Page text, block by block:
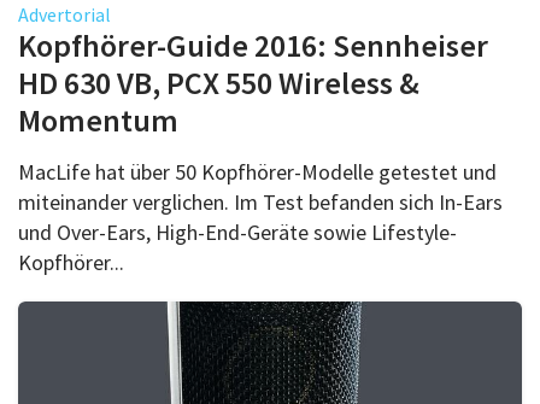
Advertorial
Kopfhörer-Guide 2016: Sennheiser
HD 630 VB, PCX 550 Wireless &
Momentum
MacLife hat über 50 Kopfhörer-Modelle getestet und
miteinander verglichen. Im Test befanden sich In-Ears
und Over-Ears, High-End-Geräte sowie Lifestyle-
Kopfhörer...